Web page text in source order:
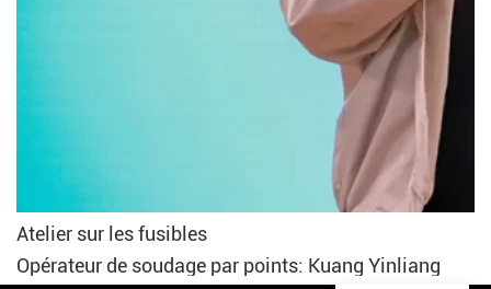
Atelier sur les fusibles
Opérateur de soudage par points: Kuang Yinliang